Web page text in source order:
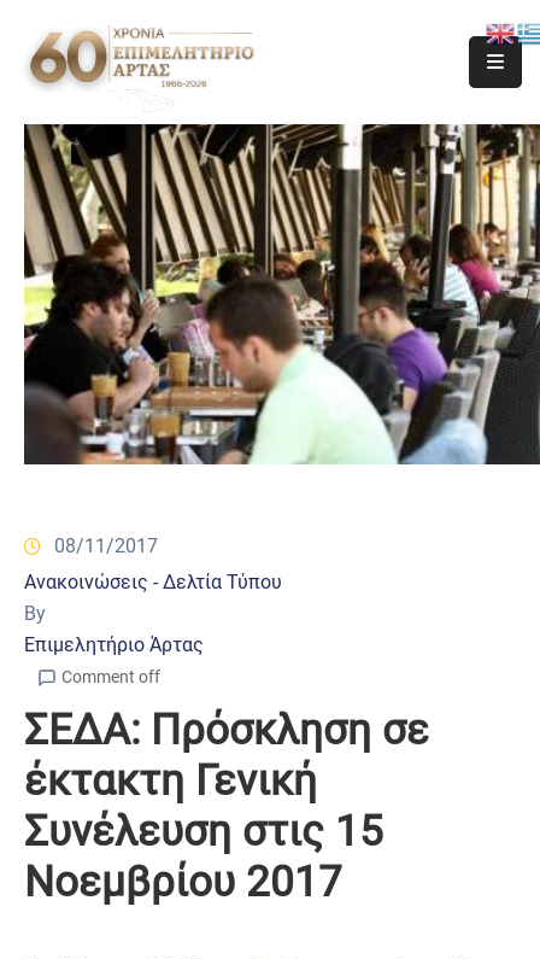
08/11/2017
Ανακοινώσεις - Δελτία Τύπου
By
Επιμελητήριο Άρτας
Comment off
ΣΕΔΑ: Πρόσκληση σε
έκτακτη Γενική
Συνέλευση στις 15
Νοεμβρίου 2017